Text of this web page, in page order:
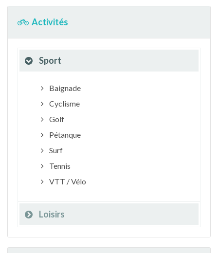
Activités
Sport
Baignade
Cyclisme
Golf
Pétanque
Surf
Tennis
VTT / Vélo
Loisirs